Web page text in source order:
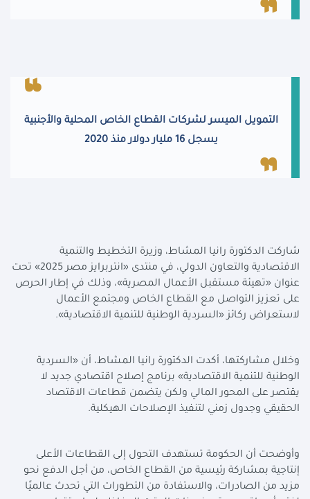
التمويل الميسر لشركات القطاع الخاص المحلية والأجنبية
يسجل 16 مليار دولار منذ 2020
شاركت الدكتورة رانيا المشاط، وزيرة التخطيط والتنمية
الاقتصادية والتعاون الدولي، في منتدى «انتربرايز مصر 2025» تحت
عنوان «تهيئة مستقبل الأعمال المصرية»، وذلك في إطار الحرص
على تعزيز التواصل مع القطاع الخاص ومجتمع الأعمال
لاستعراض ركائز «السردية الوطنية للتنمية الاقتصادية».
وخلال مشاركتها، أكدت الدكتورة رانيا المشاط، أن «السردية
الوطنية للتنمية الاقتصادية» برنامج إصلاح اقتصادي جديد لا
يقتصر على المحور المالي ولكن يتضمن قطاعات الاقتصاد
الحقيقي وجدول زمني لتنفيذ الإصلاحات الهيكلية.
وأوضحت أن الحكومة تستهدف التحول إلى القطاعات الأعلى
إنتاجية بمشاركة رئيسية من القطاع الخاص، من أجل الدفع نحو
مزيد من الصادرات، والاستفادة من التطورات التي تحدث عالميًا